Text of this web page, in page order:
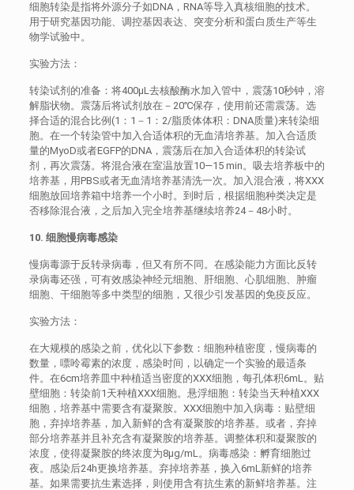
细胞转染是指将外源分子如DNA，RNA等导入真核细胞的技术。
用于研究基因功能、调控基因表达、突变分析和蛋白质生产等生
物学试验中。
实验方法：
转染试剂的准备：将400μL去核酸酶水加入管中，震荡10秒钟，溶
解脂状物。震荡后将试剂放在－20℃保存，使用前还需震荡。选
择合适的混合比例(1：1－1：2/脂质体体积：DNA质量)来转染细
胞。在一个转染管中加入合适体积的无血清培养基。加入合适质
量的MyoD或者EGFP的DNA，震荡后在加入合适体积的转染试
剂，再次震荡。将混合液在室温放置10―15 min。吸去培养板中的
培养基，用PBS或者无血清培养基清洗一次。加入混合液，将XXX
细胞放回培养箱中培养一个小时。到时后，根据细胞种类决定是
否移除混合液，之后加入完全培养基继续培养24－48小时。
10. 细胞慢病毒感染
慢病毒源于反转录病毒，但又有所不同。在感染能力方面比反转
录病毒还强，可有效感染神经元细胞、肝细胞、心肌细胞、肿瘤
细胞、干细胞等多中类型的细胞，又很少引发基因的免疫反应。
实验方法：
在大规模的感染之前，优化以下参数：细胞种植密度，慢病毒的
数量，嘌呤霉素的浓度，感染时间，以确定一个实验的最适条
件。在6cm培养皿中种植适当密度的XXX细胞，每孔体积6mL。贴
壁细胞：转染前1天种植XXX细胞。悬浮细胞：转染当天种植XXX
细胞，培养基中需要含有凝聚胺。XXX细胞中加入病毒：贴壁细
胞，弃掉培养基，加入新鲜的含有凝聚胺的培养基。或者，弃掉
部分培养基并且补充含有凝聚胺的培养基。调整体积和凝聚胺的
浓度，使得凝聚胺的终浓度为8μg/mL。病毒感染：孵育细胞过
夜。感染后24h更换培养基。弃掉培养基，换入6mL新鲜的培养
基。如果需要抗生素选择，则使用含有抗生素的新鲜培养基。注